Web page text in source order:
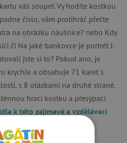
váš soupeř. Vy hodíte kostkou
číslo, vám protihráč přečte
na obrázku náušnice? nebo Kdy
či Na jaké bankovce je portrét J.
jste si to? Pokud ano, je
krychle a obsahuje 71 karet s
s 8 otázkami na druhé straně.
hrací kostku a přesýpací
k této zajímavé a vzdělávací